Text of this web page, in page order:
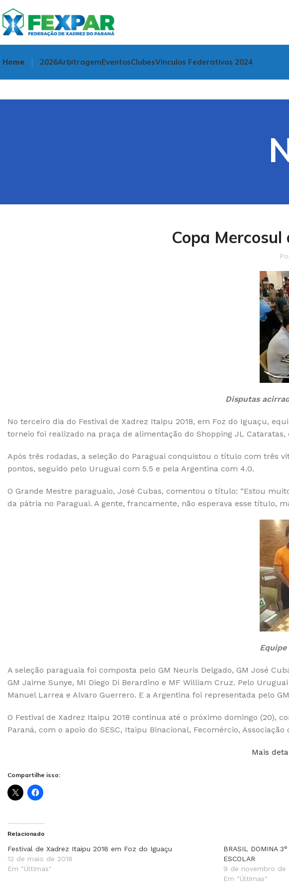
Home 2026ArbitragemEventosClubesVínculos Federativos 2024
Copa Mercosul
Disputas
No terceiro dia do Festival de Xadrez Itaipu 2018, em Foz do Iguaçu,
torneio foi realizado na praça de alimentação do Shopping JL
Após três rodadas, a seleção do Paraguai conquistou o título com três
pontos, seguido pelo Uruguai com 5.5 e pela Argentina com 4.0.
O Grande Mestre paraguaio, José Cubas, comentou o título: “Estou
da pátria no Paraguai. A gente, francamente, não esperava esse título,
A seleção paraguaia foi composta pelo GM Neuris Delgado, GM José
GM Jaime Sunye, MI Diego Di Berardino e MF William Cruz. Pelo
Manuel Larrea e Alvaro Guerrero. E a Argentina foi representada pelo
O Festival de Xadrez Itaipu 2018 continua até o próximo domingo (20),
Paraná, com o apoio do SESC, Itaipu Binacional, Fecomércio,
Mais
Compartilhe isso:
Relacionado
Festival de Xadrez Itaipu 2018 em Foz do Iguaçu
12 de maio de 2018
Em "Últimas"
BRASIL DOMINA
ESCOLAR
9 de novembro de
Em "Últimas"